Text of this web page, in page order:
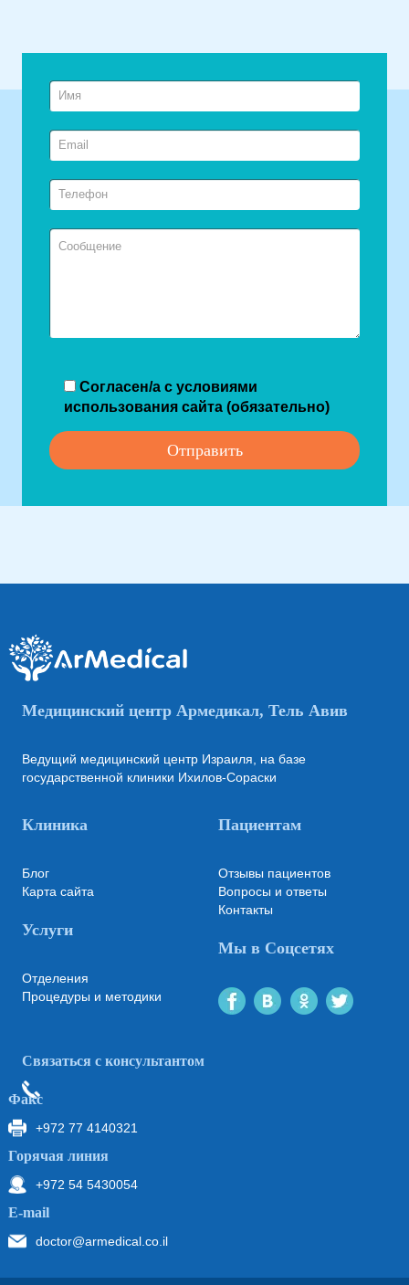
Согласен/а с условиями
использования сайта (обязательно)
Медицинский центр Армедикал, Тель Авив
Ведущий медицинский центр Израиля, на базе
государственной клиники Ихилов-Сораски
Клиника
Блог
Карта сайта
Услуги
Отделения
Процедуры и методики
Пациентам
Отзывы пациентов
Вопросы и ответы
Контакты
Мы в Соцсетях
Связаться с консультантом
Факс
+972 77 4140321
Горячая линия
+972 54 5430054
Е-mail
doctor@armedical.co.il